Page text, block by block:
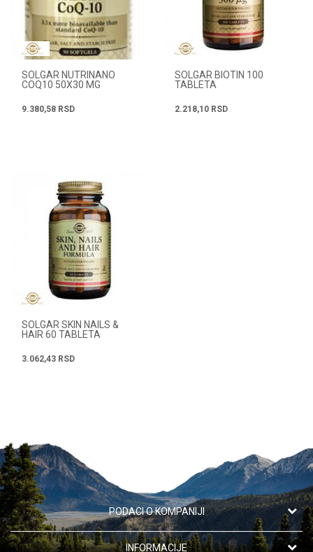
SOLGAR NUTRINANO
COQ10 50X30 MG
9.380,58 RSD
SOLGAR BIOTIN 100
TABLETA
2.218,10 RSD
SOLGAR SKIN NAILS &
HAIR 60 TABLETA
3.062,43 RSD
PODACI O KOMPANIJI
Apotekarska ustanova "Oaza zdravlja"
INFORMACIJE